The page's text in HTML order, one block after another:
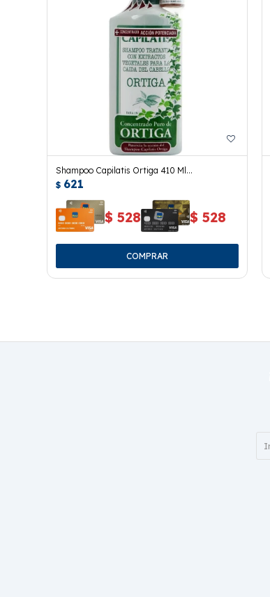
Shampoo Capilatis Ortiga 410 Ml
+concentrado De Ortiga 10 Ml
$ 621
$ 528 $ 528